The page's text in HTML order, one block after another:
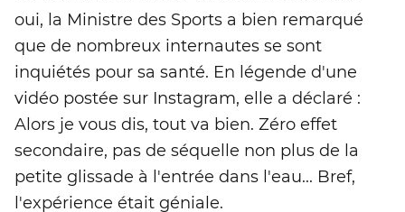
oui, la Ministre des Sports a bien remarqué
que de nombreux internautes se sont
inquiétés pour sa santé. En légende d'une
vidéo postée sur Instagram, elle a déclaré :
Alors je vous dis, tout va bien. Zéro effet
secondaire, pas de séquelle non plus de la
petite glissade à l'entrée dans l'eau... Bref,
l'expérience était géniale.